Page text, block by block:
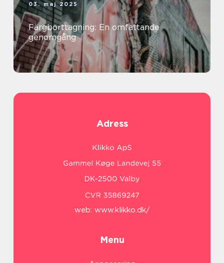
03. maj 2025
Färgborttagning: En omfattande
genomgång
Adress
web: www.klikko.dk/
Menu